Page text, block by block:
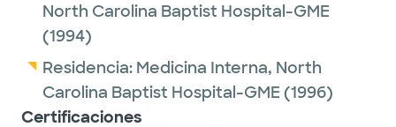
North Carolina Baptist Hospital-GME
(1994)
Residencia: Medicina Interna, North
Carolina Baptist Hospital-GME (1996)
Certificaciones